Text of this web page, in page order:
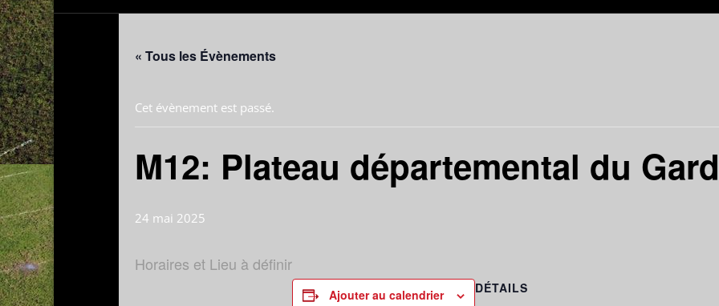
« Tous les Évènements
Cet évènement est passé.
M12: Plateau départemental du
24 mai 2025
Horaires et Lieu à définir
Ajouter au calendrier
DÉTAILS